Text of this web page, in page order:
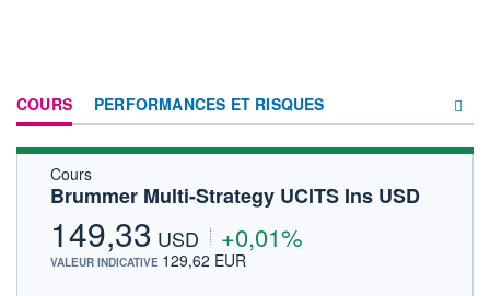
COURS PERFORMANCES ET RISQUES
FORUM
Cours
Brummer Multi-Strategy UCITS Ins USD
149,33 USD +0,01%
VALEUR INDICATIVE 129,62 EUR